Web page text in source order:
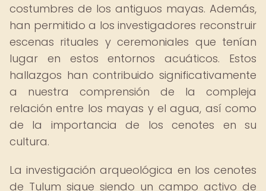
costumbres de los antiguos mayas. Además,
han permitido a los investigadores reconstruir
escenas rituales y ceremoniales que tenían
lugar en estos entornos acuáticos. Estos
hallazgos han contribuido significativamente
a nuestra comprensión de la compleja
relación entre los mayas y el agua, así como
de la importancia de los cenotes en su
cultura.
La investigación arqueológica en los cenotes
de Tulum sigue siendo un campo activo de